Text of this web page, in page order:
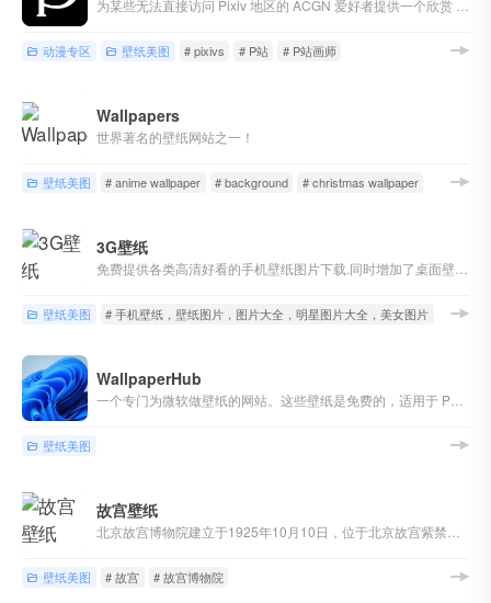
动漫专区 壁纸美图 # pixivs # P站 # P站画师
Wallpapers
世界著名的壁纸网站之一！
壁纸美图 # anime wallpaper # background # christmas wallpaper
3G壁纸
壁纸美图 # 手机壁纸，壁纸图片，图片大全，明星图片大全，美女图片
WallpaperHub
壁纸美图
故宫壁纸
壁纸美图 # 故宫 # 故宫博物院